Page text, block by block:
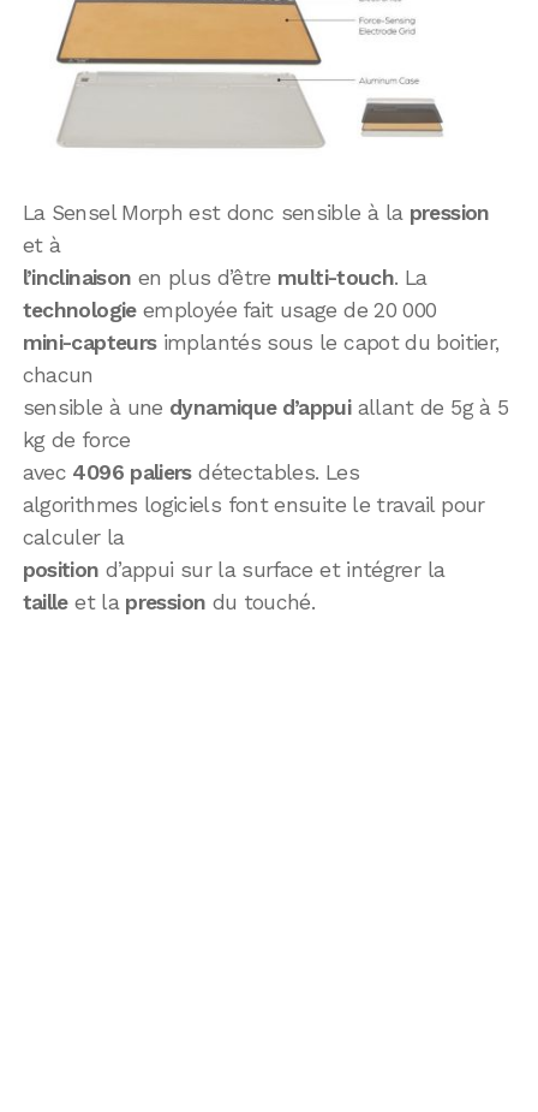
La Sensel Morph est donc sensible à la pression
et à
l’inclinaison en plus d’être multi-touch. La
technologieemployée fait usage de 20 000
mini-capteursimplantés sous le capot du boitier,
chacun
sensible à une dynamique d’appuiallant de 5g à 5
kg de force
avec 4096 paliersdétectables. Les
algorithmes logiciels font ensuite le travail pour
calculer la
position d’appui sur la surface et intégrer la
tailleet la pression du touché.